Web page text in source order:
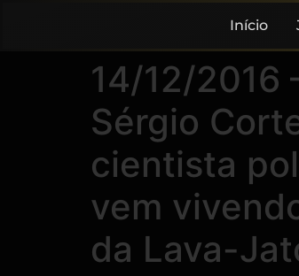
Início
14/12/2016
Sérgio
cientista
vem
da Lava-